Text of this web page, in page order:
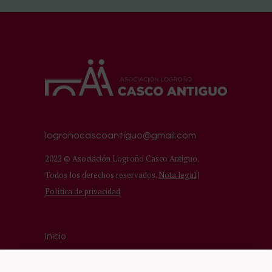
logronocascoantiguo@gmail.com
2022 © Asociación Logroño Casco Antiguo.
Todos los derechos reservados. Nota legal |
Política de privacidad
Inicio